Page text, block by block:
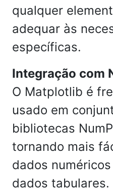
qualquer
adequar às
específicas.
Integração com
O Matplotlib é
usado em
bibliotecas
tornando mais
dados
dados tabulares.